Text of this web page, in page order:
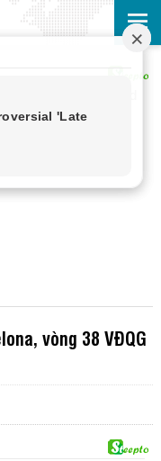
vòng 38 VĐQG